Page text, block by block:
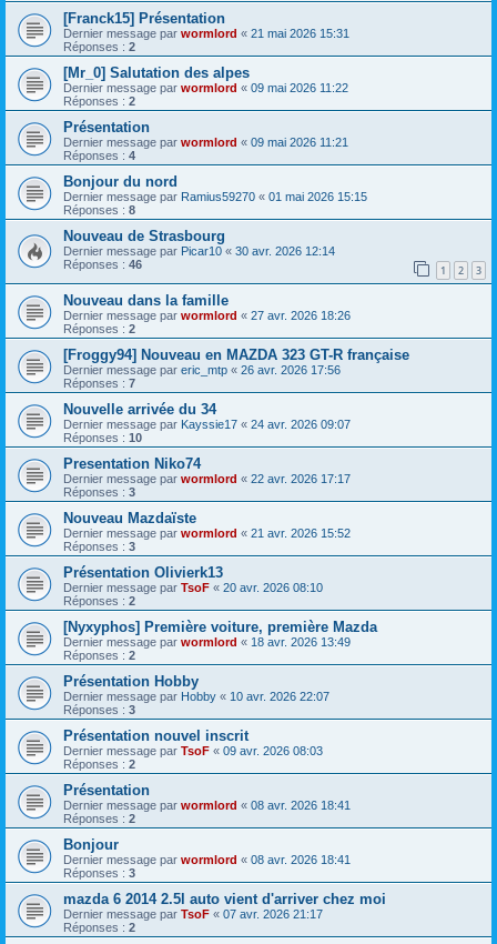
[Franck15] Présentation
Dernier message par wormlord « 21 mai 2026 15:31
Réponses : 2
[Mr_0] Salutation des alpes
Dernier message par wormlord « 09 mai 2026 11:22
Réponses : 2
Présentation
Dernier message par wormlord « 09 mai 2026 11:21
Réponses : 4
Bonjour du nord
Dernier message par Ramius59270 « 01 mai 2026 15:15
Réponses : 8
Nouveau de Strasbourg
Dernier message par Picar10 « 30 avr. 2026 12:14
Réponses : 46 1 2 3
Nouveau dans la famille
Dernier message par wormlord « 27 avr. 2026 18:26
Réponses : 2
[Froggy94] Nouveau en MAZDA 323 GT-R française
Dernier message par eric_mtp « 26 avr. 2026 17:56
Réponses : 7
Nouvelle arrivée du 34
Dernier message par Kayssie17 « 24 avr. 2026 09:07
Réponses : 10
Presentation Niko74
Dernier message par wormlord « 22 avr. 2026 17:17
Réponses : 3
Nouveau Mazdaïste
Dernier message par wormlord « 21 avr. 2026 15:52
Réponses : 3
Présentation Olivierk13
Dernier message par TsoF « 20 avr. 2026 08:10
Réponses : 2
[Nyxyphos] Première voiture, première Mazda
Dernier message par wormlord « 18 avr. 2026 13:49
Réponses : 2
Présentation Hobby
Dernier message par Hobby « 10 avr. 2026 22:07
Réponses : 3
Présentation nouvel inscrit
Dernier message par TsoF « 09 avr. 2026 08:03
Réponses : 2
Présentation
Dernier message par wormlord « 08 avr. 2026 18:41
Réponses : 2
Bonjour
Dernier message par wormlord « 08 avr. 2026 18:41
Réponses : 3
mazda 6 2014 2.5l auto vient d'arriver chez moi
Dernier message par TsoF « 07 avr. 2026 21:17
Réponses : 2